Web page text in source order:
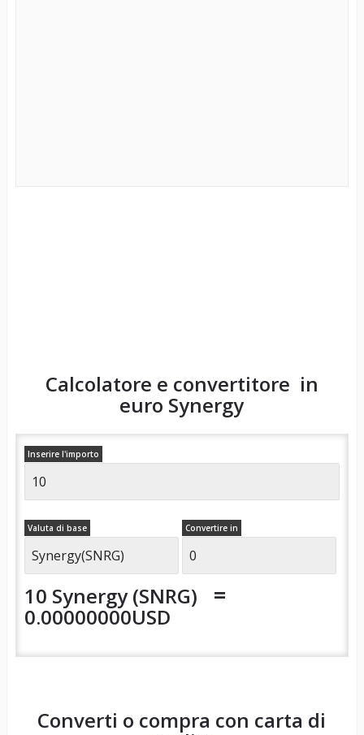
Calcolatore e convertitore in
euro Synergy
Inserire l'importo
Valuta di base Convertire in
10 Synergy (SNRG) =
0.00000000USD
Converti o compra con carta di